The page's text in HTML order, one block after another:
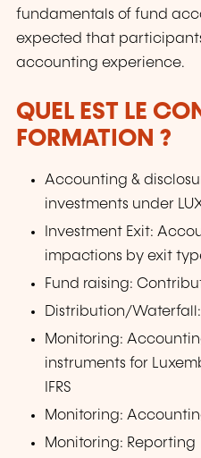
fundamentals of fund
expected that
accounting experience.
QUEL EST LE
FORMATION ?
Accounting &
investments under
Investment Exit:
impactions by exit
Fund raising:
Distribution/
Monitoring:
instruments for
IFRS
Monitoring:
Monitoring: Reporting